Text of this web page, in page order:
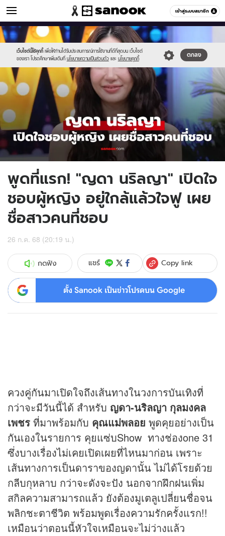
เข้าสู่ระบบสมาชิก
ข่าวบันเทิง หมวดอื่นๆ
เว็บไซต์นี้ใช้คุกกี้ เพื่อให้ท่านได้รับประสบการณ์การใช้งานที่ดีที่สุดบน เว็บไซต์
ของเรา โปรดศึกษาเพิ่มเติมที่ นโยบายความเป็นส่วนตัว และ นโยบายคุกกี้
ตกลง
Sanook
//s.isanook.com/sr/0/images/logo-
new-
sanook.png
600
60
//s.isanook.com/ns/0/ud/1964/9821214/555-
2025-
26t202253.987.jpg
พูดที่แรก! "ญดา นริลญา" เปิดใจ
ชอบผู้หญิง อยู่ใกล้แล้วใจฟู เผย
ชื่อสาวคนที่ชอบ
26 ก.ค. 68 (20:19 น.)
กดฟัง แชร์ Copy link
ตั้ง Sanook เป็นข่าวโปรดบน Google
ควงคู่กันมาเปิดใจถึงเส้นทางในวงการบันเทิงที่
กว่าจะมีวันนี้ได้ สำหรับ ญดา-นริลญา กุลมงคล
เพชร ที่มาพร้อมกับ คุณแม่พลอย พูดคุยอย่างเป็น
กันเองในรายการ คุยแซ่บShow ทางช่องone 31
ซึ่งบางเรื่องไม่เคยเปิดเผยที่ไหนมาก่อน เพราะ
เส้นทางการเป็นดาราของญดานั้น ไม่ได้โรยด้วย
กลีบกุหลาบ กว่าจะดังจะปัง นอกจากฝึกฝนเพิ่ม
สกิลความสามารถแล้ว ยังต้องมูเตลูเปลี่ยนชื่อจน
พลิกชะตาชีวิต พร้อมพูดเรื่องความรักครั้งแรก!!
เหมือนว่าตอนนี้หัวใจเหมือนจะไม่ว่างแล้ว